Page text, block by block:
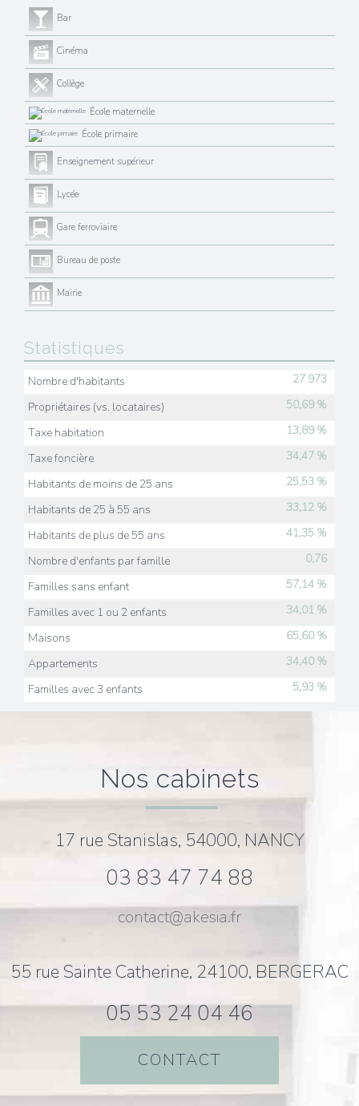
Bar
Cinéma
Collège
École maternelle
École primaire
Enseignement supérieur
Lycée
Gare ferroviaire
Bureau de poste
Mairie
Statistiques
Nombre d'habitants
27 973
Propriétaires (vs. locataires)
50,69 %
Taxe habitation
13,89 %
Taxe foncière
34,47 %
Habitants de moins de 25 ans
25,53 %
Habitants de 25 à 55 ans
33,12 %
Habitants de plus de 55 ans
41,35 %
Nombre d'enfants par famille
0,76
Familles sans enfant
57,14 %
Familles avec 1 ou 2 enfants
34,01 %
Maisons
65,60 %
Appartements
34,40 %
Familles avec 3 enfants
5,93 %
nos cabinets
17 rue Stanislas, 54000, NANCY
03 83 47 74 88
contact@akesia.fr
55 rue Sainte Catherine, 24100, BERGERAC
05 53 24 04 46
CONTACT